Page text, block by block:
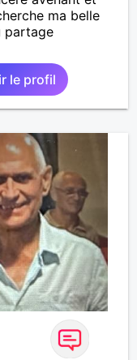
ma belle
partage
le profil